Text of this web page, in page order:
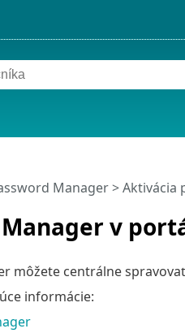
v
Manager>Aktivácia
môžete centrálne
informácie: